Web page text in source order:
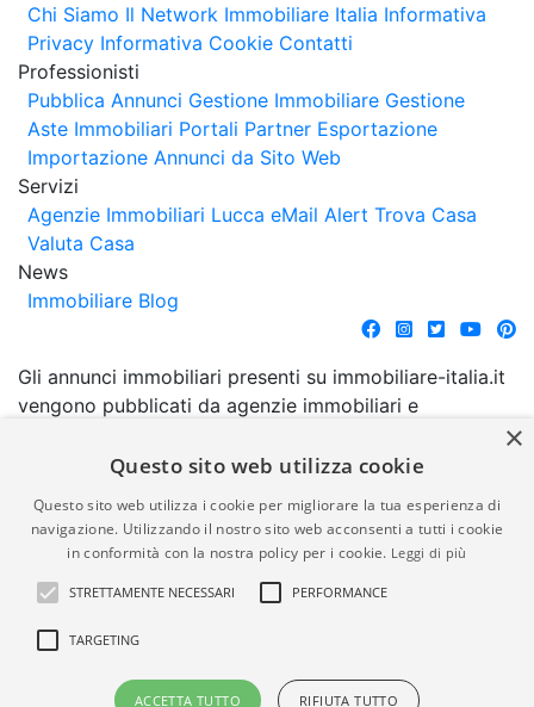
Chi Siamo Il Network Immobiliare Italia Informativa
Privacy Informativa Cookie Contatti
Professionisti
Pubblica Annunci Gestione Immobiliare Gestione
Aste Immobiliari Portali Partner Esportazione
Importazione Annunci da Sito Web
Servizi
Agenzie Immobiliari Lucca eMail Alert Trova Casa
Valuta Casa
News
Immobiliare Blog
Gli annunci immobiliari presenti su immobiliare-italia.it
vengono pubblicati da agenzie immobiliari e
comporta l'approvazione o l'avallo da parte di
garanzia da parte di quest'ultima. immobiliare-italia.it
quindi non è responsabile della veridicità, della
correttezza, della completezza, della normativa in
materia di privacy e/o di alcun altro aspetto dei
suddetti annunci.
© Copyright 2007 - 2026
Powered by
×
Questo sito web utilizza cookie
Questo sito web utilizza i cookie per migliorare la tua esperienza di
navigazione. Utilizzando il nostro sito web acconsenti a tutti i cookie
in conformità con la nostra policy per i cookie. Leggi di più
STRETTAMENTE NECESSARI PERFORMANCE
TARGETING
ACCETTA TUTTO RIFIUTA TUTTO